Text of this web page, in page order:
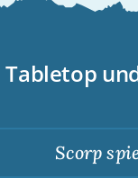
Tabletop
Scorp